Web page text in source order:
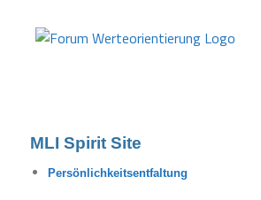
MLI Spirit Site
Persönlichkeitsentfaltung